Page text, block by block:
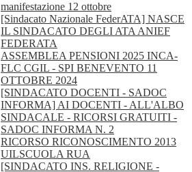
manifestazione 12 ottobre
[Sindacato Nazionale FederATA] NASCE
IL SINDACATO DEGLI ATA ANIEF
FEDERATA
ASSEMBLEA PENSIONI 2025 INCA-
FLC CGIL - SPI BENEVENTO 11
OTTOBRE 2024
[SINDACATO DOCENTI - SADOC
INFORMA] AI DOCENTI - ALL'ALBO
SINDACALE - RICORSI GRATUITI -
SADOC INFORMA N. 2
RICORSO RICONOSCIMENTO 2013
UILSCUOLA RUA
[SINDACATO INS. RELIGIONE -